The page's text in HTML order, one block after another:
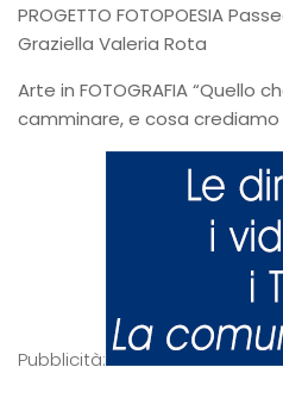
PROGETTO FOTOPOESIA
Graziella Valeria Rota
Arte in FOTOGRAFIA “Quello
camminare, e cosa
Pubblicità: